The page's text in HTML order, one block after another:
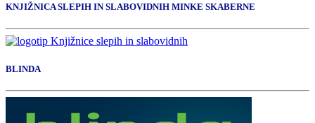
KNJIŽNICA SLEPIH IN SLABOVIDNIH MINKE SKABERNE
BLINDA